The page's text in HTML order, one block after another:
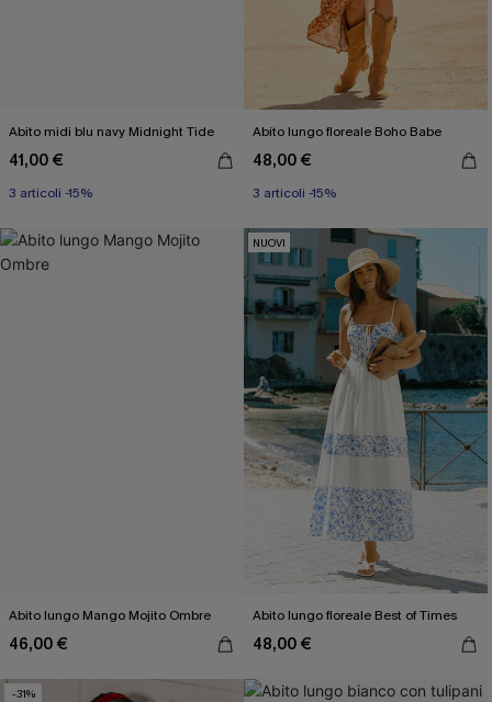
Abito midi blu navy Midnight Tide
41,00 €
3 articoli -15%
Abito lungo floreale Boho Babe
48,00 €
3 articoli -15%
Abito lungo Mango Mojito Ombre
46,00 €
NUOVI
Abito lungo floreale Best of Times
48,00 €
-31%